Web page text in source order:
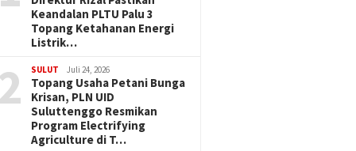
Keandalan PLTU Palu 3
Topang Ketahanan Energi
Listrik…
SULUT Juli 24, 2026
Topang Usaha Petani Bunga
Krisan, PLN UID
Suluttenggo Resmikan
Program Electrifying
Agriculture di T…